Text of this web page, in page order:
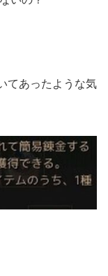
てあったような気